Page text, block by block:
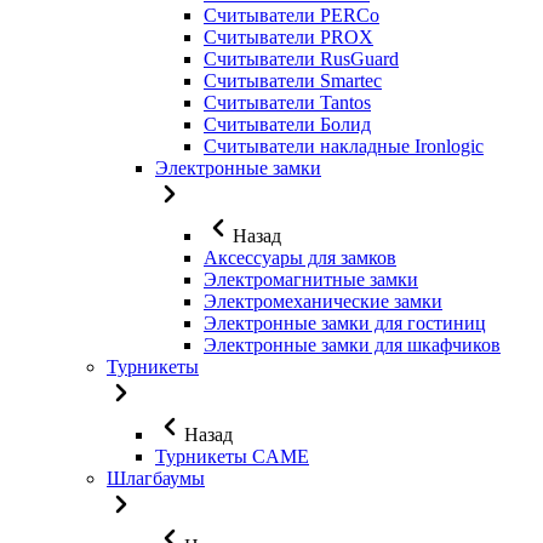
Считыватели PERCo
Считыватели PROX
Считыватели RusGuard
Считыватели Smartec
Считыватели Tantos
Считыватели Болид
Считыватели накладные Ironlogic
Электронные замки
Назад
Аксессуары для замков
Электромагнитные замки
Электромеханические замки
Электронные замки для гостиниц
Электронные замки для шкафчиков
Турникеты
Назад
Турникеты CAME
Шлагбаумы